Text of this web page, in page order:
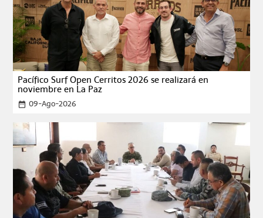
Pacífico Surf Open Cerritos 2026 se realizará en
noviembre en La Paz
date_range 09-Ago-2026